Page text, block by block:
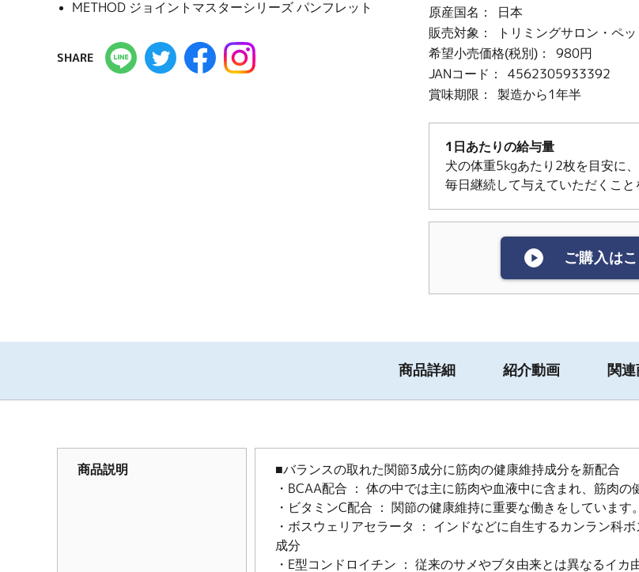
METHOD ジョイントマスターシリーズ パンフレット
SHARE
原産国名：
日本
販売対象：
トリミングサロン・ペ
希望小売価格(税別)：
980円
JANコード：
4562305933392
賞味期限：
製造から1年半
1日あたりの給与量
犬の体重5kgあたり2枚を目安に
毎日継続して与えていただくこと
ご購入は
商品詳細 紹介動画 関
商品説明
■バランスの取れた関節3成分に筋肉の健康維持成分を新配合
・BCAA配合 ： 体の中では主に筋肉や血液中に含まれ、筋肉
・ビタミンC配合 ： 関節の健康維持に重要な働きをしています。
・ボスウェリアセラータ ： インドなどに自生するカンラン科
成分
・E型コンドロイチン ： 従来のサメやブタ由来とは異なるイカ